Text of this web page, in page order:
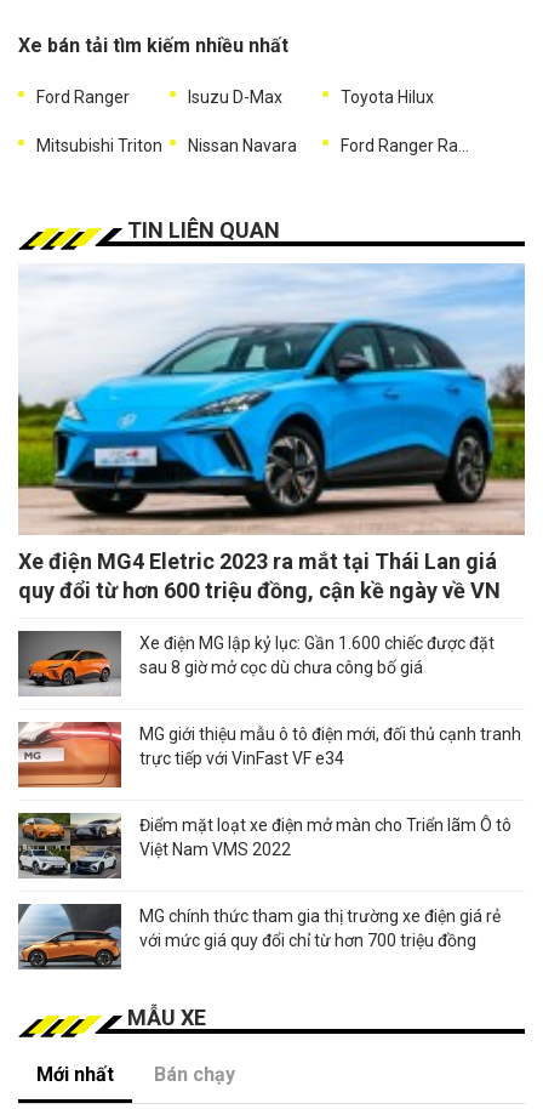
Xe bán tải tìm kiếm nhiều nhất
Ford Ranger Isuzu D-Max Toyota Hilux
Mitsubishi Triton Nissan Navara
TIN LIÊN QUAN
Xe điện MG4 Eletric 2023 ra mắt tại Thái Lan giá
quy đổi từ hơn 600 triệu đồng, cận kề ngày về VN
Xe điện MG lập kỷ lục: Gần 1.600 chiếc được đặt
sau 8 giờ mở cọc dù chưa công bố giá
MG giới thiệu mẫu ô tô điện mới, đối thủ cạnh tranh
trực tiếp với VinFast VF e34
Điểm mặt loạt xe điện mở màn cho Triển lãm Ô tô
Việt Nam VMS 2022
MG chính thức tham gia thị trường xe điện giá rẻ
với mức giá quy đổi chỉ từ hơn 700 triệu đồng
MẪU XE
Mới nhất Bán chạy